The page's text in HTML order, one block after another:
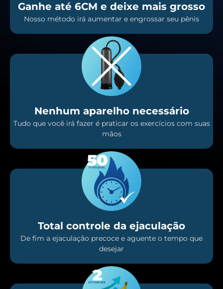
Ganhe até 6CM e deixe mais grosso
Nosso método irá aumentar e engrossar seu pênis
Nenhum aparelho necessário
Tudo que você irá fazer é praticar os exercícios com suas
mãos
Total controle da ejaculação
De fim a ejaculação precoce e aguente o tempo que
desejar